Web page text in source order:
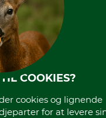
* Alle priser
COOKIES?
cookies og lignende
for at levere